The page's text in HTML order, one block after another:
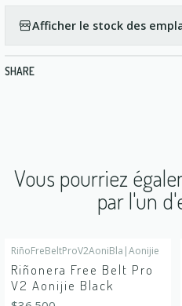
Afficher le stock des
SHARE
Vous pourriez
par l'un
RiñoFreBeltProV2AoniBla |Aonijie
Riñonera Free Belt Pro
V2 Aonijie Black